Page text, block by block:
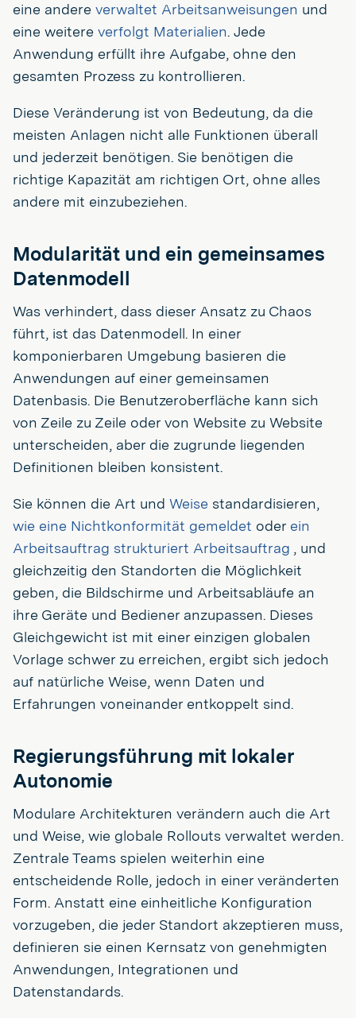
eine andere verwaltet Arbeitsanweisungen und
eine weitere verfolgt Materialien. Jede
Anwendung erfüllt ihre Aufgabe, ohne den
gesamten Prozess zu kontrollieren.
Diese Veränderung ist von Bedeutung, da die
meisten Anlagen nicht alle Funktionen überall
und jederzeit benötigen. Sie benötigen die
richtige Kapazität am richtigen Ort, ohne alles
andere mit einzubeziehen.
Modularität und ein gemeinsames
Datenmodell
Was verhindert, dass dieser Ansatz zu Chaos
führt, ist das Datenmodell. In einer
komponierbaren Umgebung basieren die
Anwendungen auf einer gemeinsamen
Datenbasis. Die Benutzeroberfläche kann sich
von Zeile zu Zeile oder von Website zu Website
unterscheiden, aber die zugrunde liegenden
Definitionen bleiben konsistent.
Sie können die Art und Weise standardisieren,
wie eine Nichtkonformität gemeldet oder ein
Arbeitsauftrag strukturiert Arbeitsauftrag , und
gleichzeitig den Standorten die Möglichkeit
geben, die Bildschirme und Arbeitsabläufe an
ihre Geräte und Bediener anzupassen. Dieses
Gleichgewicht ist mit einer einzigen globalen
Vorlage schwer zu erreichen, ergibt sich jedoch
auf natürliche Weise, wenn Daten und
Erfahrungen voneinander entkoppelt sind.
Regierungsführung mit lokaler
Autonomie
Modulare Architekturen verändern auch die Art
und Weise, wie globale Rollouts verwaltet werden.
Zentrale Teams spielen weiterhin eine
entscheidende Rolle, jedoch in einer veränderten
Form. Anstatt eine einheitliche Konfiguration
vorzugeben, die jeder Standort akzeptieren muss,
definieren sie einen Kernsatz von genehmigten
Anwendungen, Integrationen und
Datenstandards.